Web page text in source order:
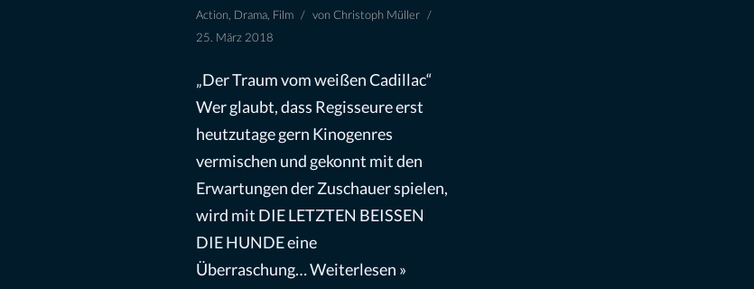
Action, Drama, Film vonChristoph Müller
25. März 2018
„Der Traum vom weißen Cadillac“
Wer glaubt, dass Regisseure erst
heutzutage gern Kinogenres
vermischen und gekonnt mit den
Erwartungen der Zuschauer spielen,
wird mit DIE LETZTEN BEISSEN
DIE HUNDE eine
Überraschung…Weiterlesen »